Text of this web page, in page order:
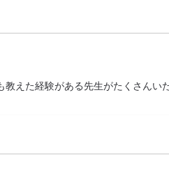
えた経験がある先生がたくさん